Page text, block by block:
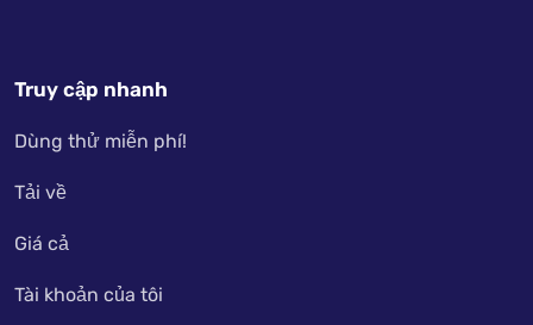
Truy cập nhanh
Dùng thử miễn phí!
Tải về
Giá cả
Tài khoản của tôi